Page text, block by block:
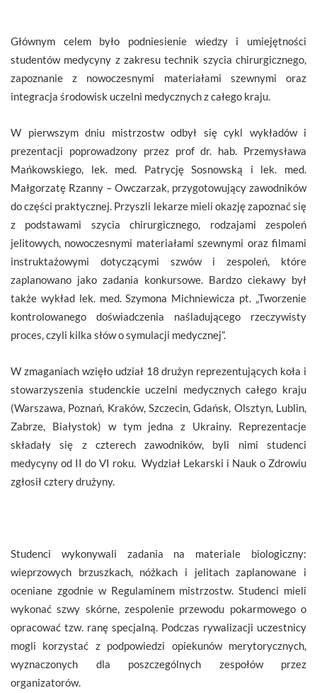
Głównym celem było podniesienie wiedzy i umiejętności
studentów medycyny z zakresu technik szycia chirurgicznego,
zapoznanie z nowoczesnymi materiałami szewnymi oraz
integracja środowisk uczelni medycznych z całego kraju.
W pierwszym dniu mistrzostw odbył się cykl wykładów i
prezentacji poprowadzony przez prof dr. hab. Przemysława
Mańkowskiego, lek. med. Patrycję Sosnowską i lek. med.
Małgorzatę Rzanny – Owczarzak, przygotowujący zawodników
do części praktycznej. Przyszli lekarze mieli okazję zapoznać się
z podstawami szycia chirurgicznego, rodzajami zespoleń
jelitowych, nowoczesnymi materiałami szewnymi oraz filmami
instruktażowymi dotyczącymi szwów i zespoleń, które
zaplanowano jako zadania konkursowe. Bardzo ciekawy był
także wykład lek. med. Szymona Michniewicza pt. „Tworzenie
kontrolowanego doświadczenia naśladującego rzeczywisty
proces, czyli kilka słów o symulacji medycznej”.
W zmaganiach wzięło udział 18 drużyn reprezentujących koła i
stowarzyszenia studenckie uczelni medycznych całego kraju
(Warszawa, Poznań, Kraków, Szczecin, Gdańsk, Olsztyn, Lublin,
Zabrze, Białystok) w tym jedna z Ukrainy. Reprezentacje
składały się z czterech zawodników, byli nimi studenci
medycyny od II do VI roku. Wydział Lekarski i Nauk o Zdrowiu
zgłosił cztery drużyny.
Studenci wykonywali zadania na materiale biologiczny:
wieprzowych brzuszkach, nóżkach i jelitach zaplanowane i
oceniane zgodnie w Regulaminem mistrzostw. Studenci mieli
wykonać szwy skórne, zespolenie przewodu pokarmowego o
opracować tzw. ranę specjalną. Podczas rywalizacji uczestnicy
mogli korzystać z podpowiedzi opiekunów merytorycznych,
wyznaczonych dla poszczególnych zespołów przez
organizatorów.